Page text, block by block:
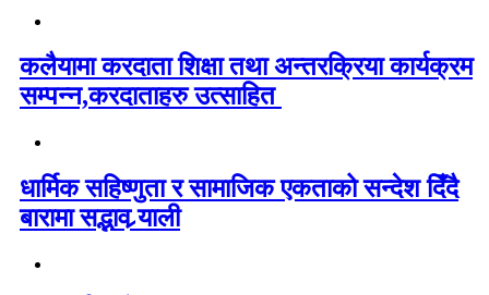
कलैयामा करदाता शिक्षा तथा अन्तरक्रिया कार्यक्रम
सम्पन्न,करदाताहरु उत्साहित
धार्मिक सहिष्णुता र सामाजिक एकताको सन्देश दिँदै
बारामा सद्भाव र्‍याली